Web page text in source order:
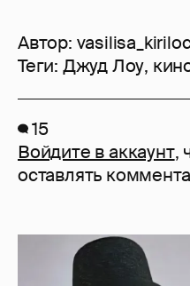
Автор:
Теги: Джуд Лоу,
15
Войдите в аккаунт,
оставлять